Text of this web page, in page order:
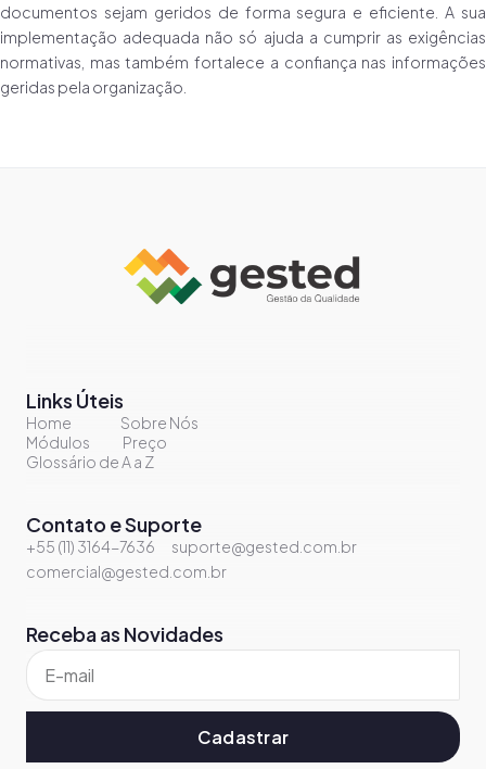
documentos sejam geridos de forma segura e eficiente. A sua
implementação adequada não só ajuda a cumprir as exigências
normativas, mas também fortalece a confiança nas informações
geridas pela organização.
Receba as Novidades
Cadastrar
Links Úteis
Home
Sobre Nós
Módulos
Preço
Glossário de A a Z
Contato e Suporte
+55 (11) 3164-7636
suporte@gested.com.br
comercial@gested.com.br